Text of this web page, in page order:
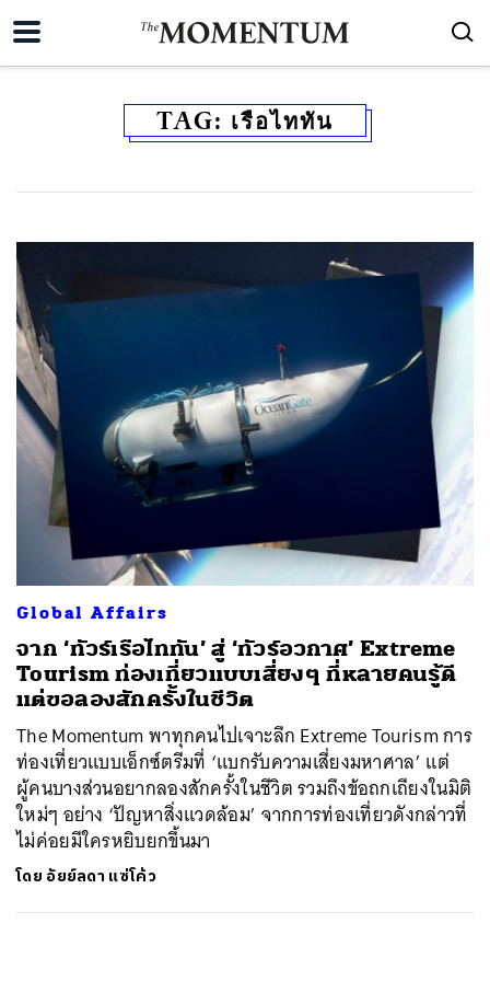
TAG: เรือไททัน
Global Affairs
จาก ‘ทัวร์เรือไททัน’ สู่ ‘ทัวร์อวกาศ’ Extreme
Tourism ท่องเที่ยวแบบเสี่ยงๆ ที่หลายคนรู้ดี
แต่ขอลองสักครั้งในชีวิต
The Momentum พาทุกคนไปเจาะลึก Extreme Tourism การ
ท่องเที่ยวแบบเอ็กซ์ตรีมที่ ‘แบกรับความเสี่ยงมหาศาล’ แต่
ผู้คนบางส่วนอยากลองสักครั้งในชีวิต รวมถึงข้อถกเถียงในมิติ
ใหม่ๆ อย่าง ‘ปัญหาสิ่งแวดล้อม’ จากการท่องเที่ยวดังกล่าวที่
ไม่ค่อยมีใครหยิบยกขึ้นมา
โดย อัยย์ลดา แซ่โค้ว
ค้นหา
SHARE